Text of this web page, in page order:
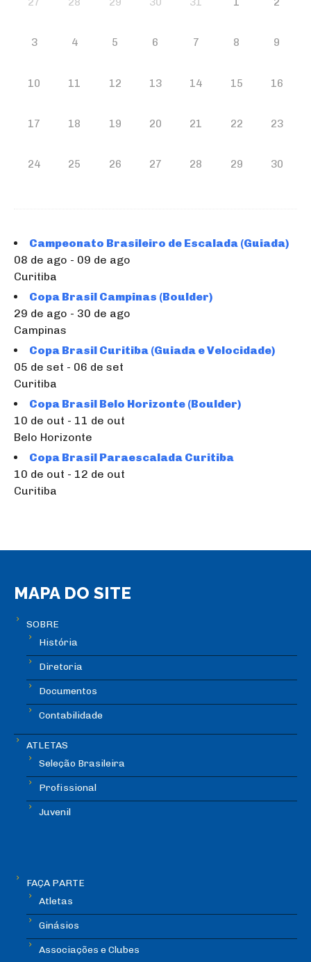
3 4 5 6 7 8 9
10 11 12 13 14 15 16
17 18 19 20 21 22 23
24 25 26 27 28 29 30
Campeonato Brasileiro de Escalada (Guiada)
08 de ago - 09 de ago
Curitiba
Copa Brasil Campinas (Boulder)
29 de ago - 30 de ago
Campinas
Copa Brasil Curitiba (Guiada e Velocidade)
05 de set - 06 de set
Curitiba
Copa Brasil Belo Horizonte (Boulder)
10 de out - 11 de out
Belo Horizonte
Copa Brasil Paraescalada Curitiba
10 de out - 12 de out
Curitiba
MAPA DO SITE
SOBRE
História
Diretoria
Documentos
Contabilidade
ATLETAS
Seleção Brasileira
Profissional
Juvenil
FAÇA PARTE
Atletas
Ginásios
Associações e Clubes